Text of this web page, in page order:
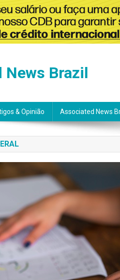
Brazil
& Opinião Associated News